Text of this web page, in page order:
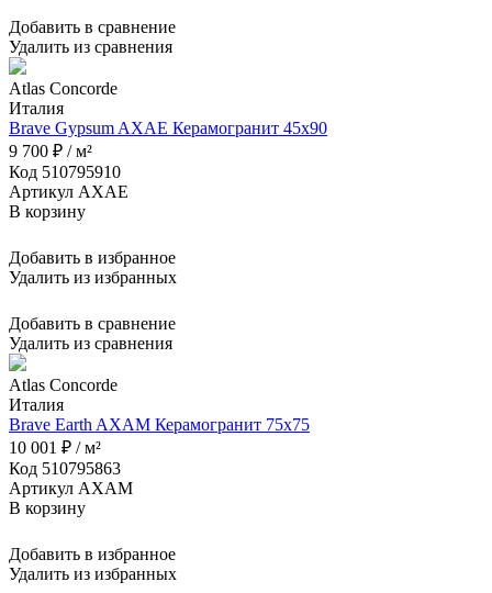
Добавить в сравнение
Удалить из сравнения
Atlas Concorde
Италия
Brave Gypsum AXAE Керамогранит 45x90
9 700 ₽ / м²
Код 510795910
Артикул AXAE
В корзину
Добавить в избранное
Удалить из избранных
Добавить в сравнение
Удалить из сравнения
Atlas Concorde
Италия
Brave Earth AXAM Керамогранит 75x75
10 001 ₽ / м²
Код 510795863
Артикул AXAM
В корзину
Добавить в избранное
Удалить из избранных